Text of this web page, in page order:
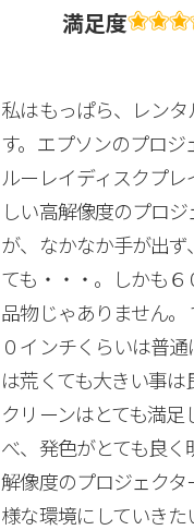
満足度
私はもっぱら、レン
す。エプソンのプロ
ルーレイディスクプ
しい高解像度のプロ
が、なかなか手が出
ても・・・。しかも
品物じゃありません
０インチくらいは普
は荒くても大きい事
クリーンはとても満
べ、発色がとても良
解像度のプロジェク
様な環境にしていき